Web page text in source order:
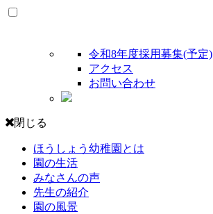
令和8年度採用募集(予定)
アクセス
お問い合わせ
閉じる
ほうしょう幼稚園とは
園の生活
みなさんの声
先生の紹介
園の風景